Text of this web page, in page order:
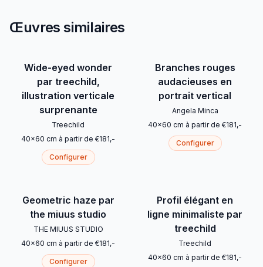
Œuvres similaires
Wide-eyed wonder
par treechild,
illustration verticale
surprenante
Treechild
40x60 cm à partir de €181,-
Configurer
Branches rouges
audacieuses en
portrait vertical
Angela Minca
40x60 cm à partir de €181,-
Configurer
Geometric haze par
the miuus studio
THE MIUUS STUDIO
40x60 cm à partir de €181,-
Configurer
Profil élégant en
ligne minimaliste par
treechild
Treechild
40x60 cm à partir de €181,-